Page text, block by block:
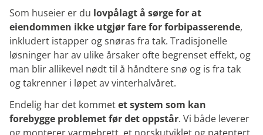
Som huseier er du lovpålagt å sørge for at
eiendommen ikke utgjør fare for forbipasserende,
inkludert istapper og snøras fra tak. Tradisjonelle
løsninger har av ulike årsaker ofte begrenset effekt, og
man blir allikevel nødt til å håndtere snø og is fra tak
og takrenner i løpet av vinterhalvåret.
Endelig har det kommetet system som kan
forebygge problemet før det oppstår. Vi både leverer